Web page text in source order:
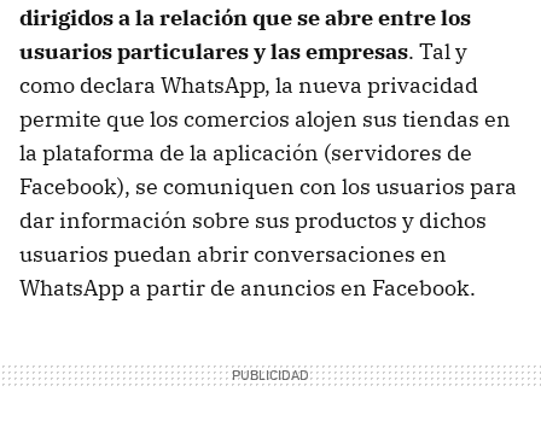
dirigidos a la relación que se abre entre los
usuarios particulares y las empresas. Tal y
como declara WhatsApp, la nueva privacidad
permite que los comercios alojen sus tiendas en
la plataforma de la aplicación (servidores de
Facebook), se comuniquen con los usuarios para
dar información sobre sus productos y dichos
usuarios puedan abrir conversaciones en
WhatsApp a partir de anuncios en Facebook.